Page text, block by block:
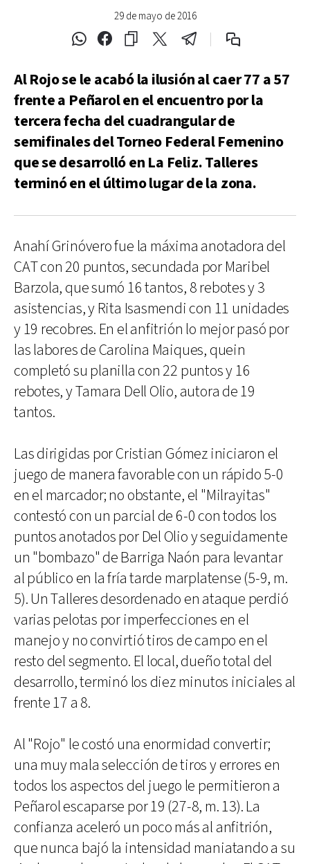
29 de mayo de 2016
Al Rojo se le acabó la ilusión al caer 77 a 57
frente a Peñarol en el encuentro por la
tercera fecha del cuadrangular de
semifinales del Torneo Federal Femenino
que se desarrolló en La Feliz. Talleres
terminó en el último lugar de la zona.
Anahí Grinóvero fue la máxima anotadora del
CAT con 20 puntos, secundada por Maribel
Barzola, que sumó 16 tantos, 8 rebotes y 3
asistencias, y Rita Isasmendi con 11 unidades
y 19 recobres. En el anfitrión lo mejor pasó por
las labores de Carolina Maiques, quein
completó su planilla con 22 puntos y 16
rebotes, y Tamara Dell Olio, autora de 19
tantos.
Las dirigidas por Cristian Gómez iniciaron el
juego de manera favorable con un rápido 5-0
en el marcador; no obstante, el "Milrayitas"
contestó con un parcial de 6-0 con todos los
puntos anotados por Del Olio y seguidamente
un "bombazo" de Barriga Naón para levantar
al público en la fría tarde marplatense (5-9, m.
5). Un Talleres desordenado en ataque perdió
varias pelotas por imperfecciones en el
manejo y no convirtió tiros de campo en el
resto del segmento. El local, dueño total del
desarrollo, terminó los diez minutos iniciales al
frente 17 a 8.
Al "Rojo" le costó una enormidad convertir;
una muy mala selección de tiros y errores en
todos los aspectos del juego le permitieron a
Peñarol escaparse por 19 (27-8, m. 13). La
confianza aceleró un poco más al anfitrión,
que nunca bajó la intensidad maniatando a su